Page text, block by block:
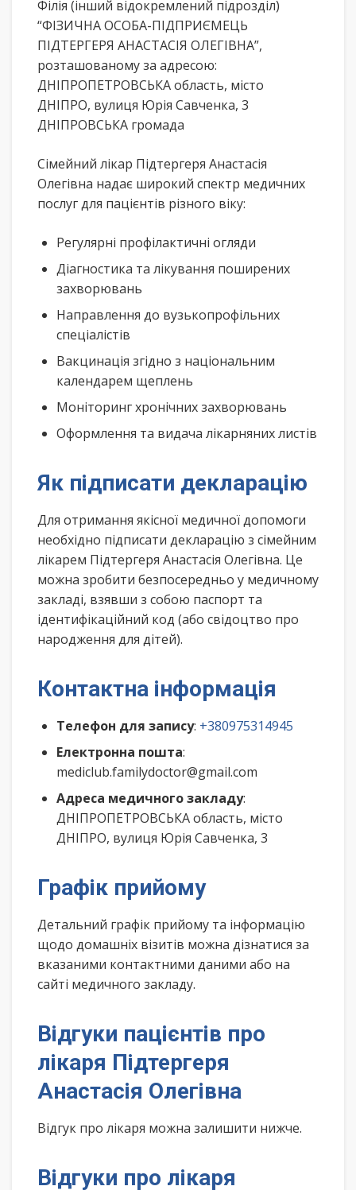
Філія (інший відокремлений підрозділ)
“ФІЗИЧНА ОСОБА-ПІДПРИЄМЕЦЬ
ПІДТЕРГЕРЯ АНАСТАСІЯ ОЛЕГІВНА”,
розташованому за адресою:
ДНІПРОПЕТРОВСЬКА область, місто
ДНІПРО, вулиця Юрія Савченка, 3
ДНІПРОВСЬКА громада
Сімейний лікар Підтергеря Анастасія
Олегівна надає широкий спектр медичних
послуг для пацієнтів різного віку:
Регулярні профілактичні огляди
Діагностика та лікування поширених
захворювань
Направлення до вузькопрофільних
спеціалістів
Вакцинація згідно з національним
календарем щеплень
Моніторинг хронічних захворювань
Оформлення та видача лікарняних листів
Як підписати декларацію
Для отримання якісної медичної допомоги
необхідно підписати декларацію з сімейним
лікарем Підтергеря Анастасія Олегівна. Це
можна зробити безпосередньо у медичному
закладі, взявши з собою паспорт та
ідентифікаційний код (або свідоцтво про
народження для дітей).
Контактна інформація
Телефон для запису: +380975314945
Електронна пошта:
mediclub.familydoctor@gmail.com
Адреса медичного закладу:
ДНІПРОПЕТРОВСЬКА область, місто
ДНІПРО, вулиця Юрія Савченка, 3
Графік прийому
Детальний графік прийому та інформацію
щодо домашніх візитів можна дізнатися за
вказаними контактними даними або на
сайті медичного закладу.
Відгуки пацієнтів про
лікаря Підтергеря
Анастасія Олегівна
Відгук про лікаря можна залишити нижче.
Відгуки про лікаря